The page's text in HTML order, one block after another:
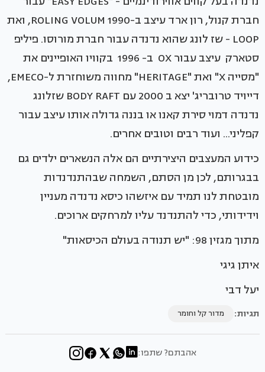
חברת קנול, רון ארד עיצב ב-1990 ROLING VOLUM, ואת
LOOP - שז לונג שהוא נדנדה עבור חברת מורוסו. פיליפ
סטארק עיצב עבור OX ב- 1996 בקוויו האופיינים את
"מסייה X" ואת "HERITAGE" מחווה משוחזרת ל-EMECO,
דייויד טרובריג' יצא ב 2000 עם BODY RAFT שזלונג
נדנדה דמוי סירת קאנו או בננה גדולה אותו עיצב עבור
קפליני... ועוד רבים וטובים אחרים.
כידוע המעצבים היצירתיים הם אלה הנשארים ילדים גם
בבגרותם, לכן מן הסתם, השמחה שבהתנדנדות
מובטחת לנו תמיד עם איזשהו כיסא נדנדה מעניין
וידידותי, כדי להתנדנד עליו למרחקים ארוכים.
מתוך מגזין 98: "יש תנודה בעולם הכיסאות"
איתן גיגי
יעל דבי
תגיות: מדור קל וחומר
אהבתם? שתפו: